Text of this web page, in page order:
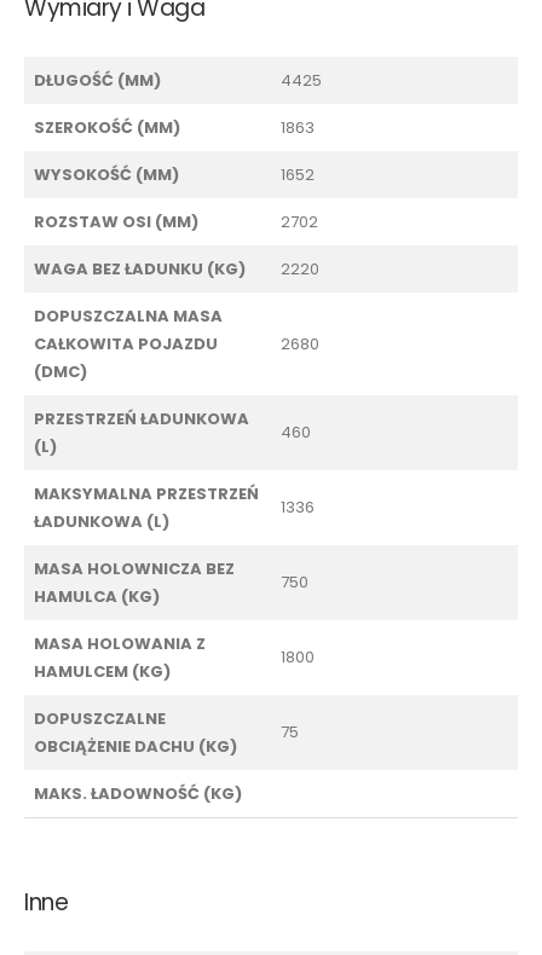
Wymiary i Waga
DŁUGOŚĆ (MM) 4425
SZEROKOŚĆ (MM) 1863
WYSOKOŚĆ (MM) 1652
ROZSTAW OSI (MM) 2702
WAGA BEZ ŁADUNKU (KG) 2220
DOPUSZCZALNA MASA
CAŁKOWITA POJAZDU
(DMC)
2680
PRZESTRZEŃ ŁADUNKOWA
(L)
460
MAKSYMALNA PRZESTRZEŃ
ŁADUNKOWA (L)
1336
MASA HOLOWNICZA BEZ
HAMULCA (KG)
750
MASA HOLOWANIA Z
HAMULCEM (KG)
1800
DOPUSZCZALNE
OBCIĄŻENIE DACHU (KG)
75
MAKS. ŁADOWNOŚĆ (KG)
Inne